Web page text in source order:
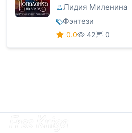
Лидия Миленина
Фэнтези
0.0 42 0